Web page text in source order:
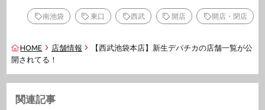
南池袋 東口 西武 開店 開店・閉店
HOME 店舗情報
【西武池袋本店】新生デパチカの店舗一覧が公
開されてる！
関連記事